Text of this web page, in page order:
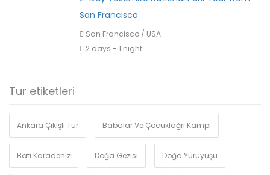
San Francisco
San Francisco / USA
2 days - 1 night
Tur etiketleri
Ankara Çıkışlı Tur Babalar Ve Çocuklağrı Kampı
Batı Karadeniz Doğa Gezisi Doğa Yürüyüşü